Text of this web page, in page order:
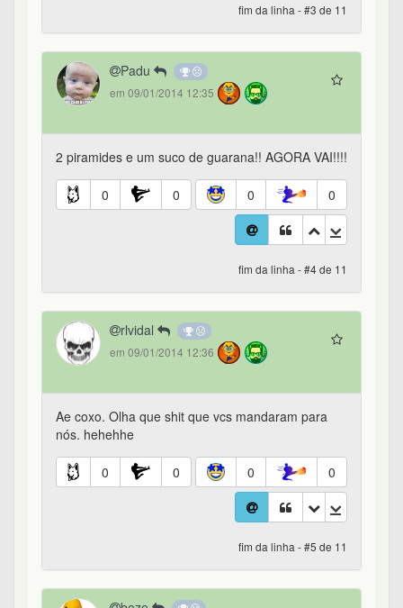
fim da linha - #3 de 11
Padu
em 09/01/2014 12:35
2 piramides e um suco de guarana!! AGORA VAI!!!!
0 0 0 0
fim da linha - #4 de 11
rlvidal
em 09/01/2014 12:36
Ae coxo. Olha que shit que vcs mandaram para
nós. hehehhe
0 0 0 0
fim da linha - #5 de 11